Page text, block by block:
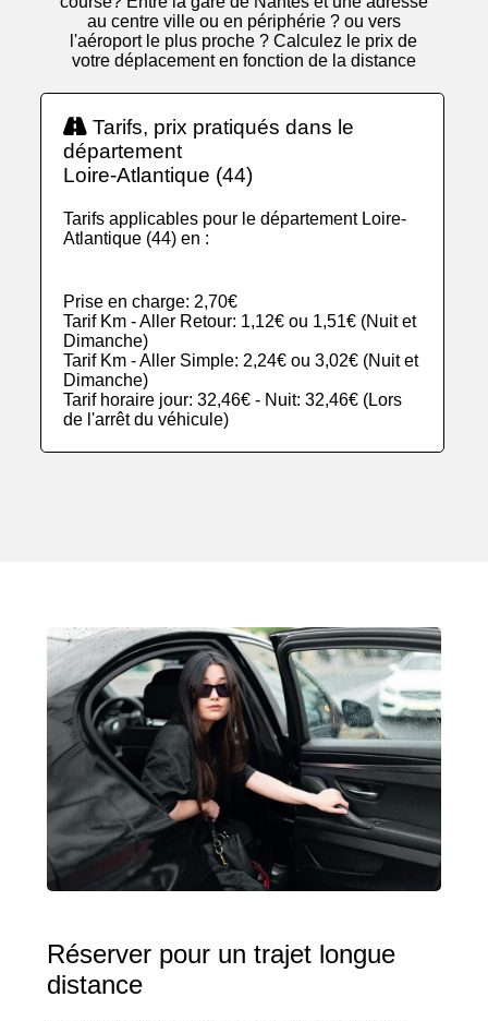
au centre ville ou en périphérie ? ou vers
l'aéroport le plus proche ? Calculez le prix de
votre déplacement en fonction de la distance
Tarifs, prix pratiqués dans le
département
Loire-Atlantique (44)
Tarifs applicables pour le département Loire-
Atlantique (44) en :
Prise en charge: 2,70€
Tarif Km - Aller Retour: 1,12€ ou 1,51€ (Nuit et
Dimanche)
Tarif Km - Aller Simple: 2,24€ ou 3,02€ (Nuit et
Dimanche)
Tarif horaire jour: 32,46€ - Nuit: 32,46€ (Lors
de l'arrêt du véhicule)
Réserver pour un trajet longue
distance